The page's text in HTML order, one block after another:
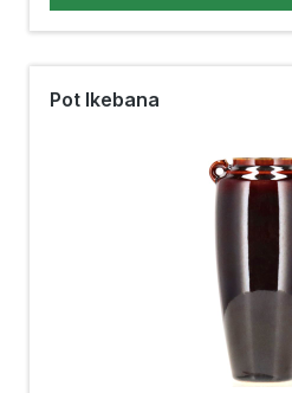
Pot Ikebana